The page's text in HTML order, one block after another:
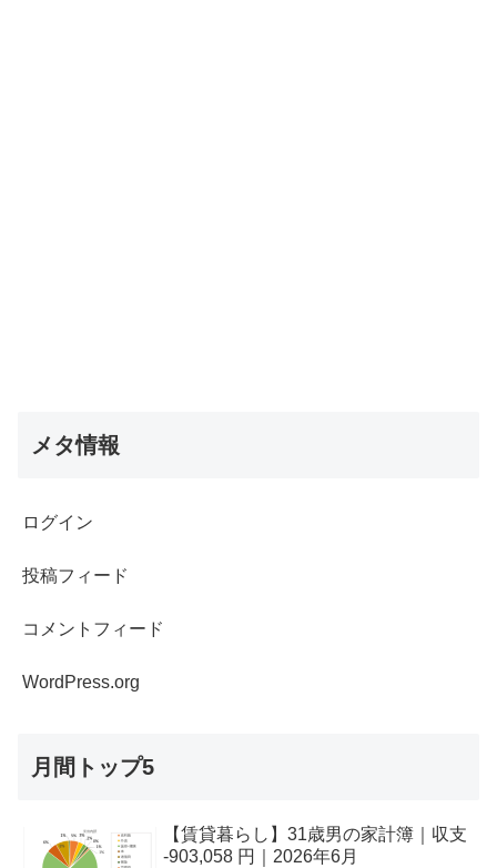
メタ情報
ログイン
投稿フィード
コメントフィード
WordPress.org
月間トップ5
【賃貸暮らし】31歳男の家計簿｜収支
-903,058 円｜2026年6月